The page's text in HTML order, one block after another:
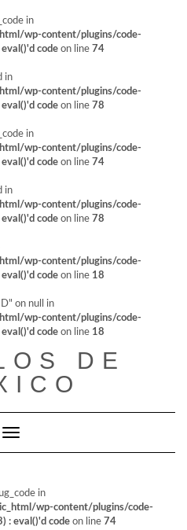
in
wp-content/plugins/code-
code on line 74
in
wp-content/plugins/code-
code on line 78
in
wp-content/plugins/code-
code on line 74
in
wp-content/plugins/code-
code on line 78
wp-content/plugins/code-
code on line 18
on null in
wp-content/plugins/code-
code on line 18
DE
Cambiar modo de navegación
in
wp-content/plugins/code-
: eval()'d code on line 74